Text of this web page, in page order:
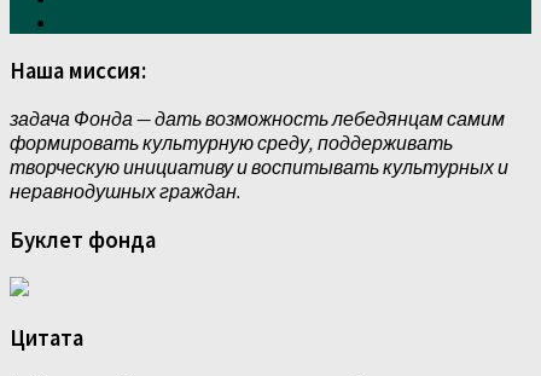
Наша миссия:
задача Фонда — дать возможность лебедянцам самим
формировать культурную среду, поддерживать
творческую инициативу и воспитывать культурных и
неравнодушных граждан.
Буклет фонда
Цитата